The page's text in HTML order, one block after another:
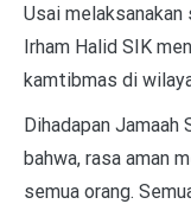
Usai
Irham Halid SIK
kamtibmas di
Dihadapan
bahwa, rasa aman
semua orang.